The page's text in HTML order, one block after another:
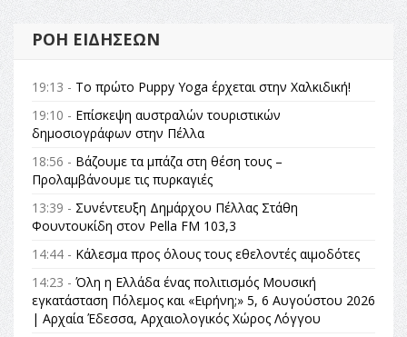
ΡΟΉ ΕΙΔΉΣΕΩΝ
19:13 - Το πρώτο Puppy Yoga έρχεται στην Χαλκιδική!
19:10 - Επίσκεψη αυστραλών τουριστικών
δημοσιογράφων στην Πέλλα
18:56 - Βάζουμε τα μπάζα στη θέση τους –
Προλαμβάνουμε τις πυρκαγιές
13:39 - Συνέντευξη Δημάρχου Πέλλας Στάθη
Φουντουκίδη στον Pella FM 103,3
14:44 - Κάλεσμα προς όλους τους εθελοντές αιμοδότες
14:23 - Όλη η Ελλάδα ένας πολιτισμός Μουσική
εγκατάσταση Πόλεμος και «Ειρήνη;» 5, 6 Αυγούστου 2026
| Αρχαία Έδεσσα, Αρχαιολογικός Χώρος Λόγγου